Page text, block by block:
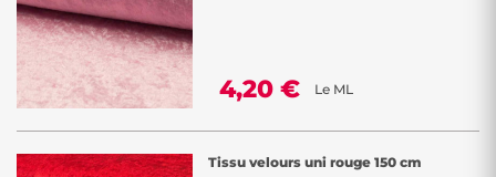
4,20 € Le ML
Tissu velours uni rouge 150 cm